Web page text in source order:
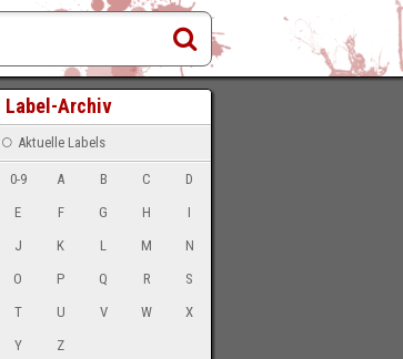
Label-Archiv
Aktuelle Labels
0-9 A B C
D
E
F G H
I
J
K L M
N
O
P Q R
S
T
U V W
X
Y
Z